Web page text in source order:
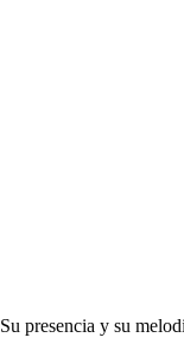
Su presencia y su